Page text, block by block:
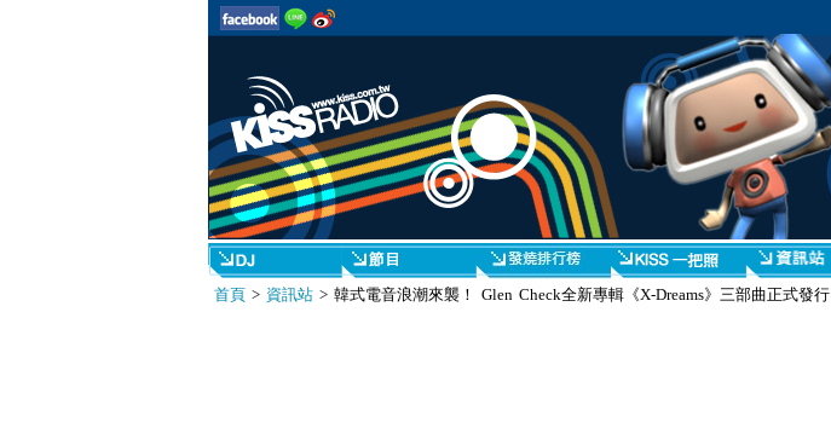
首頁> 資訊站> 韓式電音浪潮來襲！ Glen Check全新專輯《X-Dreams》三部曲正式發行